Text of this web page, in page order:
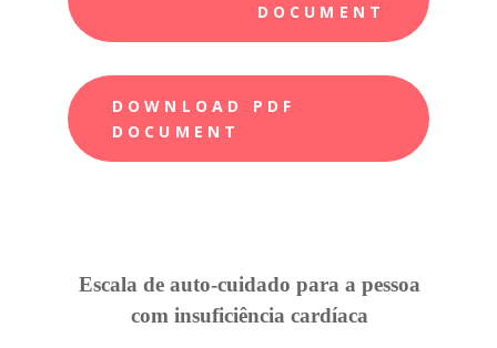
DOCUMENT
DOWNLOAD PDF
DOCUMENT
Escala de auto-cuidado para a pessoa
com insuficiência cardíaca